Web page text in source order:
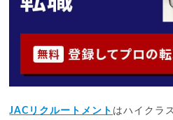
JACリクルートメント はハイクラ